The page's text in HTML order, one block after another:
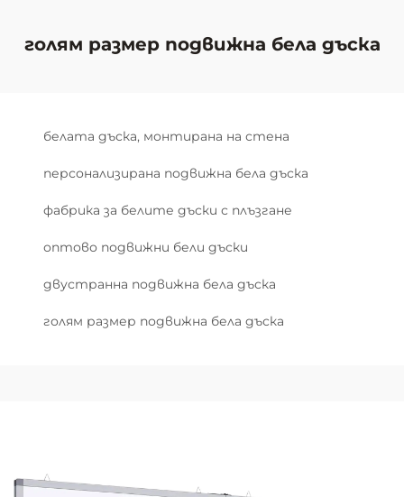
голям размер подвижна бела дъска
белата дъска, монтирана на стена
персонализирана подвижна бела дъска
фабрика за белите дъски с плъзгане
оптово подвижни бели дъски
двустранна подвижна бела дъска
голям размер подвижна бела дъска